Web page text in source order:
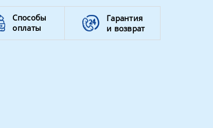
Способы
оплаты
Гарантия
и возврат